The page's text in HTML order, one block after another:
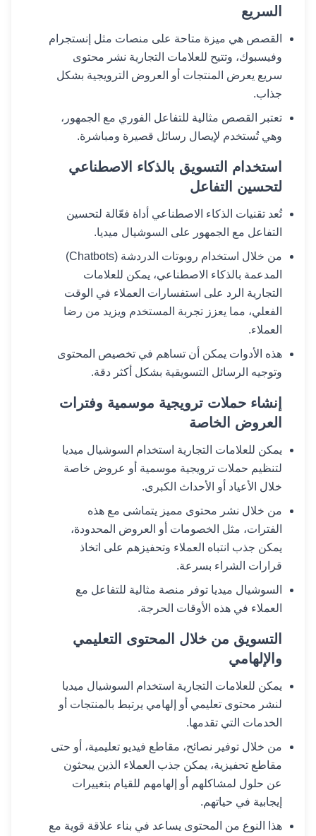
السريع
القصص هي ميزة متاحة على منصات مثل إنستجرام
وفيسبوك، وتتيح للعلامات التجارية نشر محتوى
سريع يعرض المنتجات أو العروض الترويجية بشكل
جذاب.
تعتبر القصص مثالية للتفاعل الفوري مع الجمهور،
وهي تُستخدم لإيصال رسائل قصيرة ومباشرة.
استخدام التسويق بالذكاء الاصطناعي
لتحسين التفاعل
تُعد تقنيات الذكاء الاصطناعي أداة فعّالة لتحسين
التفاعل مع الجمهور على السوشيال ميديا.
من خلال استخدام روبوتات الدردشة (Chatbots)
المدعمة بالذكاء الاصطناعي، يمكن للعلامات
التجارية الرد على استفسارات العملاء في الوقت
الفعلي، مما يعزز تجربة المستخدم ويزيد من رضا
العملاء.
هذه الأدوات يمكن أن تساهم في تخصيص المحتوى
وتوجيه الرسائل التسويقية بشكل أكثر دقة.
إنشاء حملات ترويجية موسمية وفترات
العروض الخاصة
يمكن للعلامات التجارية استخدام السوشيال ميديا
لتنظيم حملات ترويجية موسمية أو عروض خاصة
خلال الأعياد أو الأحداث الكبرى.
من خلال نشر محتوى مميز يتماشى مع هذه
الفترات، مثل الخصومات أو العروض المحدودة،
يمكن جذب انتباه العملاء وتحفيزهم على اتخاذ
قرارات الشراء بسرعة.
السوشيال ميديا توفر منصة مثالية للتفاعل مع
العملاء في هذه الأوقات الحرجة.
التسويق من خلال المحتوى التعليمي
والإلهامي
يمكن للعلامات التجارية استخدام السوشيال ميديا
لنشر محتوى تعليمي أو إلهامي يرتبط بالمنتجات أو
الخدمات التي تقدمها.
من خلال توفير نصائح، مقاطع فيديو تعليمية، أو حتى
مقاطع تحفيزية، يمكن جذب العملاء الذين يبحثون
عن حلول لمشاكلهم أو إلهامهم للقيام بتغييرات
إيجابية في حياتهم.
هذا النوع من المحتوى يساعد في بناء علاقة قوية مع